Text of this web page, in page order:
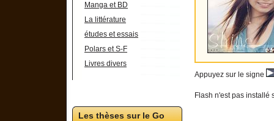
Manga et BD
La littérature
études et essais
Polars et S-F
Livres divers
Les thèses sur le Go
Appuyez sur le signe
Flash n'est pas installé